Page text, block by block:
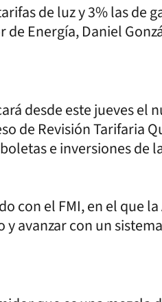
de luz y 3% las de
Energía, Daniel
desde este jueves el
de Revisión Tarifaria
e inversiones de
con el FMI, en el que
avanzar con un